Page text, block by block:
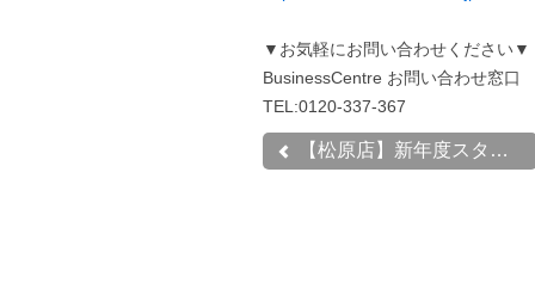
▼お気軽にお問い合わせください▼
BusinessCentre お問い合わせ窓口
TEL:0120-337-367
【松原店】新年度スタート...